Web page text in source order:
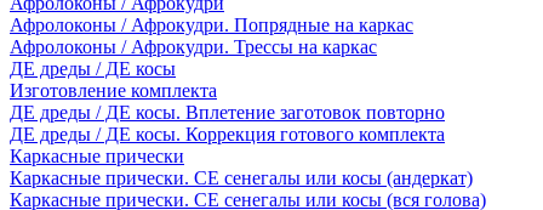
Афролоконы / Афрокудри. Попрядные на каркас
Афролоконы / Афрокудри. Трессы на каркас
ДЕ дреды / ДЕ косы
Изготовление комплекта
ДЕ дреды / ДЕ косы. Вплетение заготовок повторно
ДЕ дреды / ДЕ косы. Коррекция готового комплекта
Каркасные прически
Каркасные прически. СЕ сенегалы или косы (андеркат)
Каркасные прически. СЕ сенегалы или косы (вся голова)